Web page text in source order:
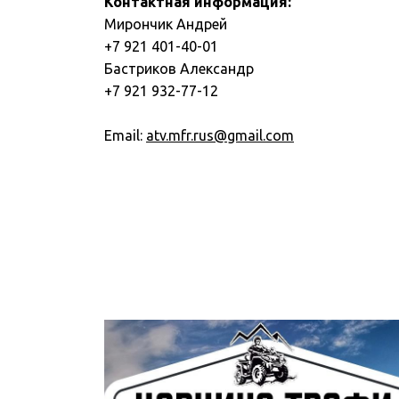
Мирончик Андрей
+7 921 401-40-01
Бастриков Александр
+7 921 932-77-12
Email: atv.mfr.rus@gmail.com